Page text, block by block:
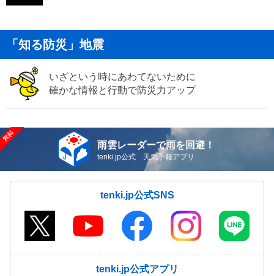
「知る防災」地震
いざという時にあわてないために
確かな情報と行動で防災力アップ
雨雲レーダーで雨を回避！
tenki.jp公式 天気予報アプリ
tenki.jp公式SNS
tenki.jp公式アプリ